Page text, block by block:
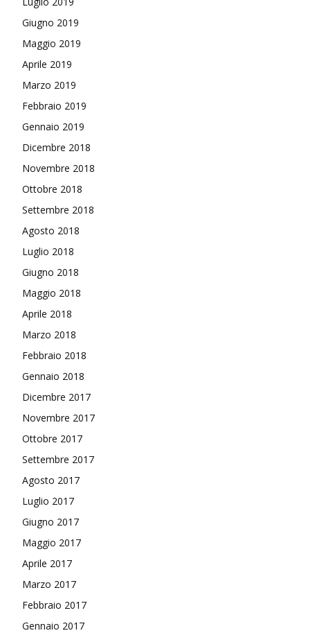
Giugno 2019
Maggio 2019
Aprile 2019
Marzo 2019
Febbraio 2019
Gennaio 2019
Dicembre 2018
Novembre 2018
Ottobre 2018
Settembre 2018
Agosto 2018
Luglio 2018
Giugno 2018
Maggio 2018
Aprile 2018
Marzo 2018
Febbraio 2018
Gennaio 2018
Dicembre 2017
Novembre 2017
Ottobre 2017
Settembre 2017
Agosto 2017
Luglio 2017
Giugno 2017
Maggio 2017
Aprile 2017
Marzo 2017
Febbraio 2017
Gennaio 2017